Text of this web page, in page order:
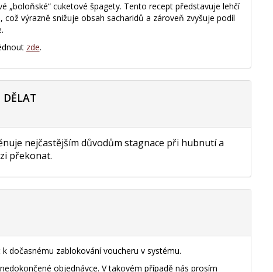
„boloňské“ cuketové špagety. Tento recept představuje lehčí
výrazně snižuje obsah sacharidů a zároveň zvyšuje podíl
zde.
nejčastějším důvodům stagnace při hubnutí a
překonat.
dočasnému zablokování voucheru v systému.
objednávce. V takovém případě nás prosím